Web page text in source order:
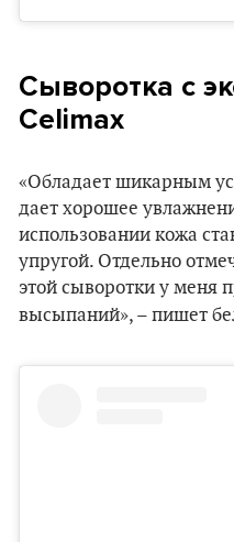
Cыворотка с
Celimax
«Обладает шикарным
дает хорошее
использовании кожа
упругой. Отдельно
этой сыворотки у меня
высыпаний», – пишет